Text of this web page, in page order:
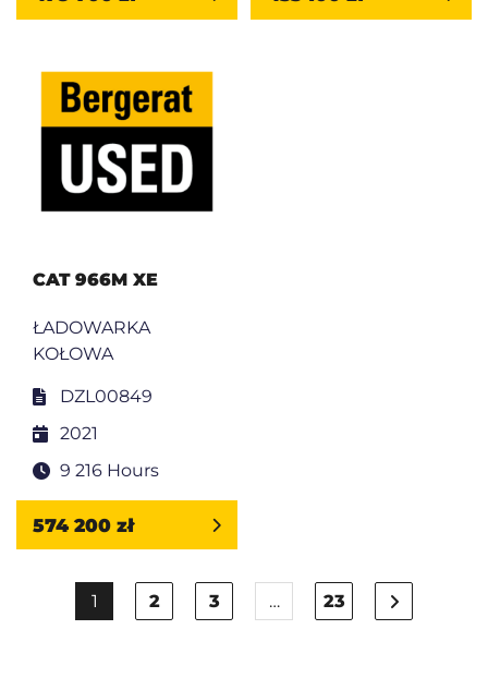
CAT 966M XE
ŁADOWARKA
KOŁOWA
DZL00849
2021
9 216 Hours
574 200 zł
1 2 3 … 23